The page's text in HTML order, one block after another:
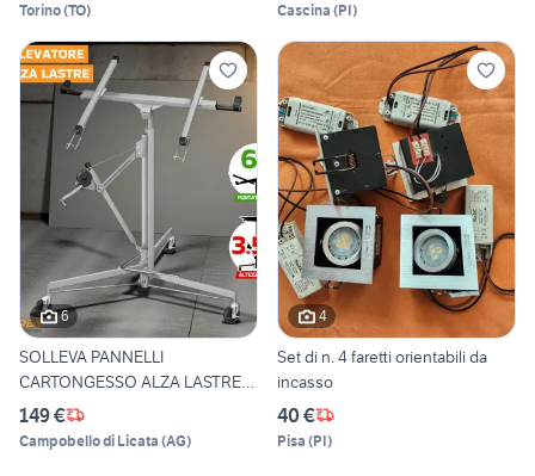
Torino(TO) Cascina (PI)
6
SOLLEVA PANNELLI
CARTONGESSO ALZA LASTRE
NUOVO
149 €
Campobello di Licata (AG)
4
Set di n. 4 faretti orientabili da
incasso
40 €
Pisa (PI)